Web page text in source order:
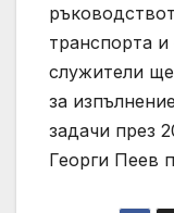
транспорта
служители
за
задачи през
Георги Пеев